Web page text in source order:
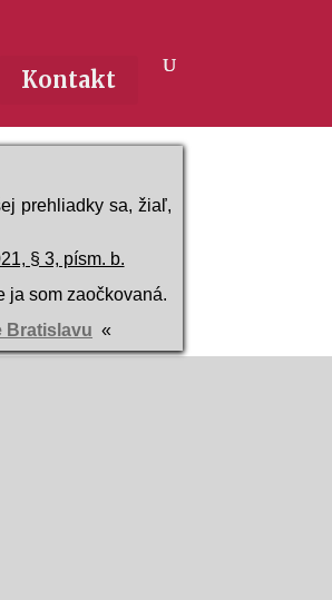
Kontakt
prehliadky sa, žiaľ,
§ 3, písm. b.
ja som zaočkovaná.
Bratislavu «